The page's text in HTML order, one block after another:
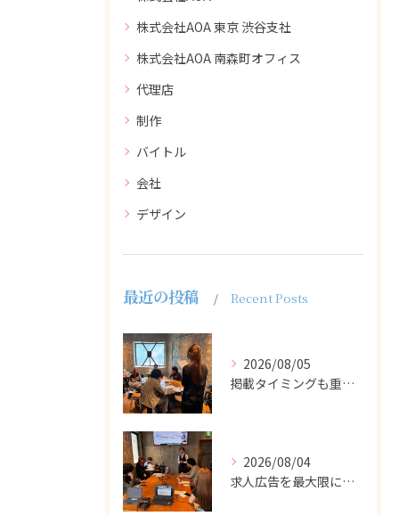
株式会社AOA 東京 渋谷支社
株式会社AOA 南森町オフィス
代理店
制作
バイトル
会社
デザイン
最近の投稿 Recent Posts
2026/08/05
掲載タイミングも重要で、業界動向や求職者の活動時期に合わせて...
2026/08/04
求人広告を最大限に活用するためには、ターゲット設定の精度を高...